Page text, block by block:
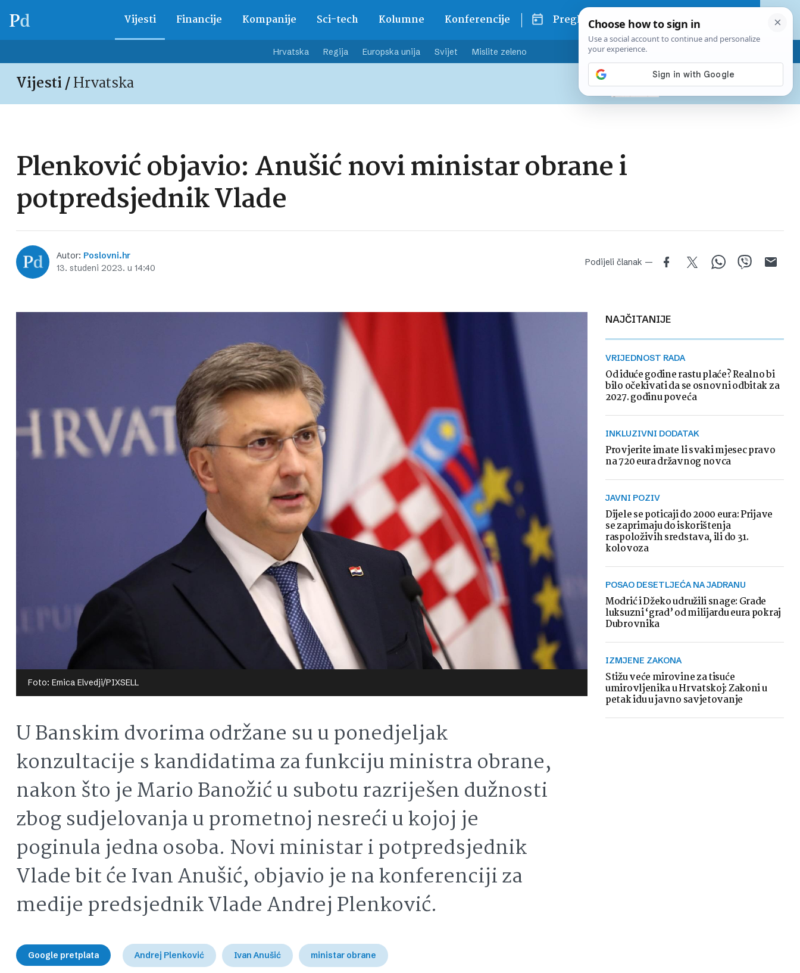
Vijesti Financije Kompanije Sci-tech Kolumne Konferencije Pregled dana
Hrvatska Regija Europska unija Svijet Mislite zeleno
Vijesti /Hrvatska
Pretplatite se na Poslovni
Već od10 EURmjesečno
Plenković objavio: Anušić novi ministar obrane i
potpredsjednik Vlade
Autor: Poslovni.hr
13. studeni 2023. u 14:40
Podijeli članak —
Foto: Emica Elvedji/PIXSELL
U Banskim dvorima održane su u ponedjeljak
konzultacije s kandidatima za funkciju ministra obrane,
nakon što je Mario Banožić u subotu razriješen dužnosti
zbog sudjelovanja u prometnoj nesreći u kojoj je
poginula jedna osoba. Novi ministar i potpredsjednik
Vlade bit će Ivan Anušić, objavio je na konferenciji za
medije predsjednik Vlade Andrej Plenković.
Google pretplata Andrej Plenković Ivan Anušić ministar obrane
NAJČITANIJE
VRIJEDNOST RADA
Od iduće godine rastu plaće? Realno bi
bilo očekivati da se osnovni odbitak za
2027. godinu poveća
INKLUZIVNI DODATAK
Provjerite imate li svaki mjesec pravo
na 720 eura državnog novca
JAVNI POZIV
Dijele se poticaji do 2000 eura: Prijave
se zaprimaju do iskorištenja
raspoloživih sredstava, ili do 31.
kolovoza
POSAO DESETLJEĆA NA JADRANU
Modrić i Džeko udružili snage: Grade
luksuzni ‘grad’ od milijardu eura pokraj
Dubrovnika
IZMJENE ZAKONA
Stižu veće mirovine za tisuće
umirovljenika u Hrvatskoj: Zakoni u
petak idu u javno savjetovanje